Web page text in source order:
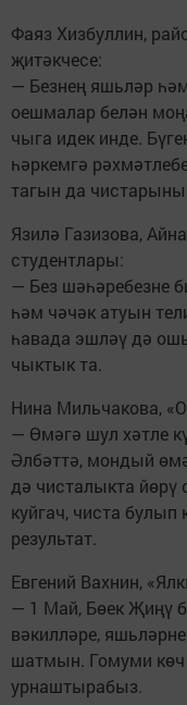
Фаяз Хизбуллин,
җитәкчесе:
— Безнең яшьләр
оешмалар белән
чыга идек инде.
һәркемгә
тагын да
Язилә Газизова,
студентлары:
— Без шәһәребезне
һәм чәчәк атуын
һавада эшләү дә
чыктык та.
Нина Мильчакова,
— Өмәгә шул хәтле
Әлбәттә, мондый
дә чисталыкта
куйгач, чиста
результат.
Евгений Вахнин,
— 1 Май, Бөек Җиңү
вәкилләре,
шатмын. Гомуми көч
урнаштырабыз.